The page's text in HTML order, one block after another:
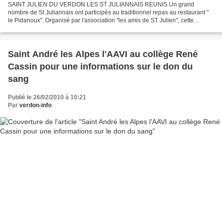
SAINT JULIEN DU VERDON LES ST JULIANNAIS REUNIS Un grand
nombre de St Juliannais ont participés au traditionnel repas au restaurant "
le Pidanoux". Organisé par l'association "les amis de ST Julien", cette
Saint André les Alpes l'AAVI au collège René
Cassin pour une informations sur le don du
sang
Publié le 26/02/2010 à 10:21
Par verdon-info